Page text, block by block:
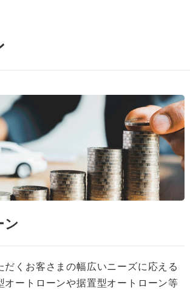
ン
だくお客さまの幅広いニーズに応える
オートローンや据置型オートローン等